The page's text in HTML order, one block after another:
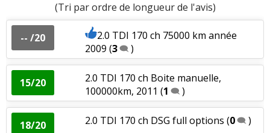
16/20
2.0 TDI 140 ch 57000km- de 2009-
carrat-éditi(0)
05/20 2.0 TDI 140 ch 56000 km année 2011(0
)
12/20
2.0 TDI 140 ch 60000, Fév 2011 ,
finition CAR (0
(Tri par ordre de longueur de l'avis)
-- /20
2.0 TDI 170 ch 75000 km année
2009 (3 )
15/20
2.0 TDI 170 ch Boite manuelle,
100000km, 2011 (1 )
18/20 2.0 TDI 170 ch DSG full options (0 )